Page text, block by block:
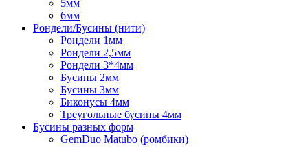
5мм
6мм
Рондели/Бусины (нити)
Рондели 1мм
Рондели 2,5мм
Рондели 3*4мм
Бусины 2мм
Бусины 3мм
Биконусы 4мм
Треугольные бусины 4мм
Бусины разных форм
GemDuo Matubo (ромбики)